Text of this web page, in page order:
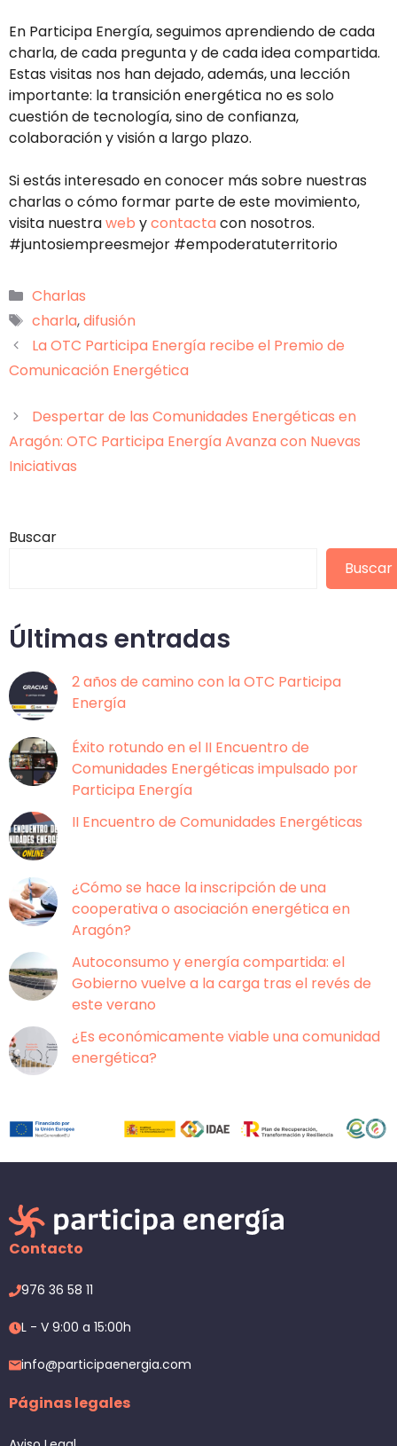
En Participa Energía, seguimos aprendiendo de cada
charla, de cada pregunta y de cada idea compartida.
Estas visitas nos han dejado, además, una lección
importante: la transición energética no es solo
cuestión de tecnología, sino de confianza,
colaboración y visión a largo plazo.
Si estás interesado en conocer más sobre nuestras
charlas o cómo formar parte de este movimiento,
visita nuestraweb ycontacta con nosotros.
#juntosiempreesmejor #empoderatuterritorio
Categorías
Charlas
Etiquetas
charla,difusión
La OTC Participa Energía recibe el Premio de
Comunicación Energética
Despertar de las Comunidades Energéticas en
Aragón: OTC Participa Energía Avanza con Nuevas
Iniciativas
Buscar
Buscar
Últimas entradas
2 años de camino con la OTC Participa
Energía
Éxito rotundo en el II Encuentro de
Comunidades Energéticas impulsado por
Participa Energía
II Encuentro de Comunidades Energéticas
¿Cómo se hace la inscripción de una
cooperativa o asociación energética en
Aragón?
Autoconsumo y energía compartida: el
Gobierno vuelve a la carga tras el revés de
este verano
¿Es económicamente viable una comunidad
energética?
Contacto
976 36 58 11
L - V 9:00 a 15:00h
info@participaenergia.com
Páginas legales